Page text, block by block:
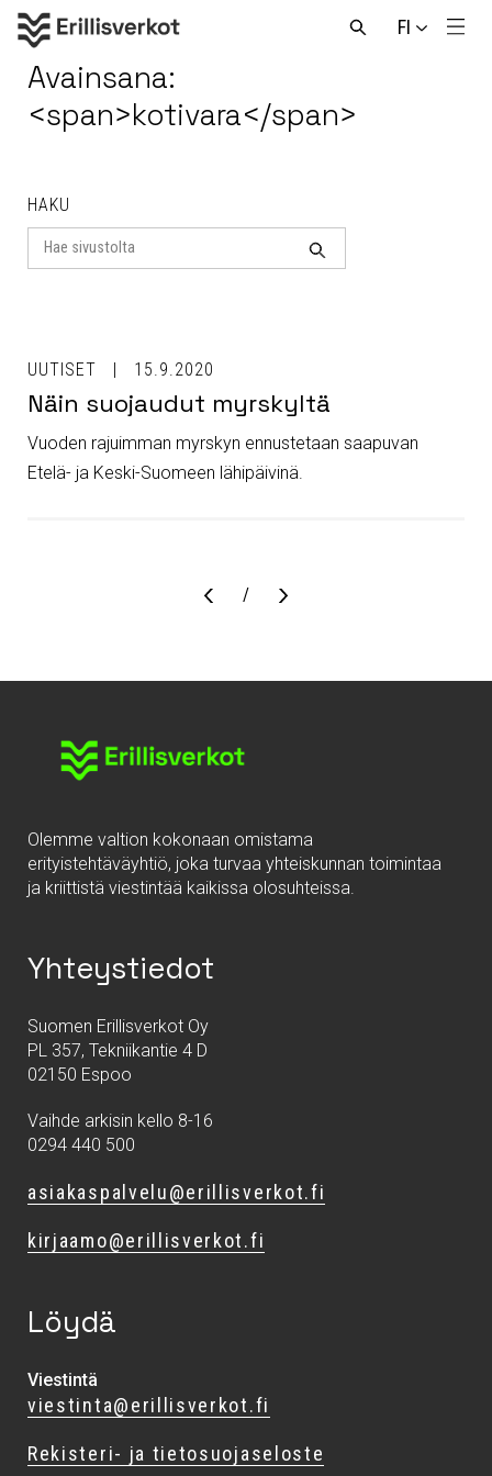
FI
Avaa
Avainsana:
<span>kotivara</span>
HAKU
Search
for
Haku
UUTISET 15.9.2020
Näin suojaudut myrskyltä
Vuoden rajuimman myrskyn ennustetaan saapuvan
Etelä- ja Keski-Suomeen lähipäivinä.
Sivu
/
Olemme valtion kokonaan omistama
erityistehtäväyhtiö, joka turvaa yhteiskunnan toimintaa
ja kriittistä viestintää kaikissa olosuhteissa.
Yhteystiedot
Suomen Erillisverkot Oy
PL 357, Tekniikantie 4 D
02150 Espoo
Vaihde arkisin kello 8-16
0294 440 500
asiakaspalvelu@erillisverkot.fi
kirjaamo@erillisverkot.fi
Löydä
Viestintä
viestinta@erillisverkot.fi
Rekisteri- ja tietosuojaseloste